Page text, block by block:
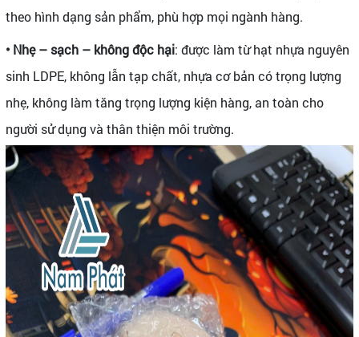
theo hình dạng sản phẩm, phù hợp mọi ngành hàng.
• Nhẹ – sạch – không độc hại: được làm từ hạt nhựa nguyên
sinh LDPE, không lẫn tạp chất, nhựa cơ bản có trọng lượng
nhẹ, không làm tăng trọng lượng kiện hàng, an toàn cho
người sử dụng và thân thiện môi trường.